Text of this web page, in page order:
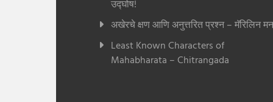
उद्घोष!
अखेरचे क्षण आणि अनुत्तरित प्रश्न – मॅरिलिन
Least Known Characters of
Mahabharata – Chitrangada